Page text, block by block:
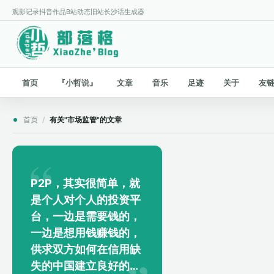
观影记录抖音作品B站动态 旧站长沙话生成器
首页 『小哲说』 文章 音乐 足迹 关于 友链
首页 / 有关"市场监管"的文章
P2P，其实很简单，就
是个人对个人的投资平
台，一边是需要钱的，
一边是想用钱赚钱的，
供求双方如何在信用缺
失的中国建立良好的合